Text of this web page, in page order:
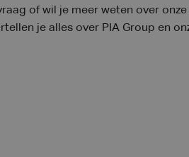
of wil je meer weten over
je alles over PIA Group en